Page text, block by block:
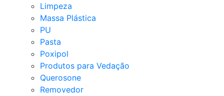
Limpeza
Massa Plástica
PU
Pasta
Poxipol
Produtos para Vedação
Querosone
Removedor